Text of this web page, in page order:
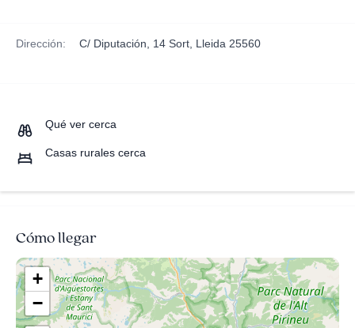
Dirección: C/ Diputación, 14 Sort, Lleida 25560
Qué ver cerca
Casas rurales cerca
Cómo llegar
+
−